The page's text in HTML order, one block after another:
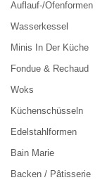
Auflauf-/Ofenformen
Wasserkessel
Minis In Der Küche
Fondue & Rechaud
Woks
Küchenschüsseln
Edelstahlformen
Bain Marie
Backen / Pâtisserie